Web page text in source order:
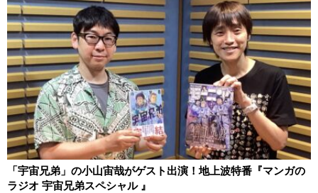
「宇宙兄弟」の小山宙哉がゲスト出演！地上波特番『マンガの
ラジオ 宇宙兄弟スペシャル 』